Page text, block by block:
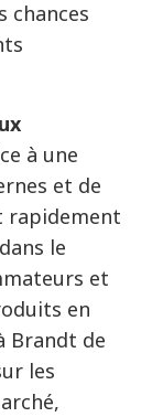
chances
à une
et de
rapidement
le
et
en
Brandt de
les